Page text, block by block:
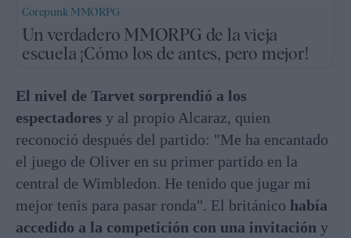
Corepunk MMORPG
Un verdadero MMORPG de la vieja
escuela ¡Cómo los de antes, pero mejor!
El nivel de Tarvet sorprendió a los
espectadores y al propio Alcaraz, quien
reconoció después del partido: "Me ha encantado
el juego de Oliver en su primer partido en la
central de Wimbledon. He tenido que jugar mi
mejor tenis para pasar ronda". El británico había
accedido a la competición con una invitación y